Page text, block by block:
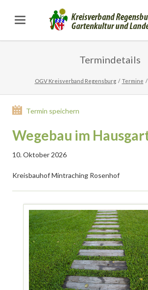
Termindetails
OGV Kreisverband Regensburg Termine
Termin speichern
Wegebau im
10. Oktober 2026
Kreisbauhof Mintraching Rosenhof